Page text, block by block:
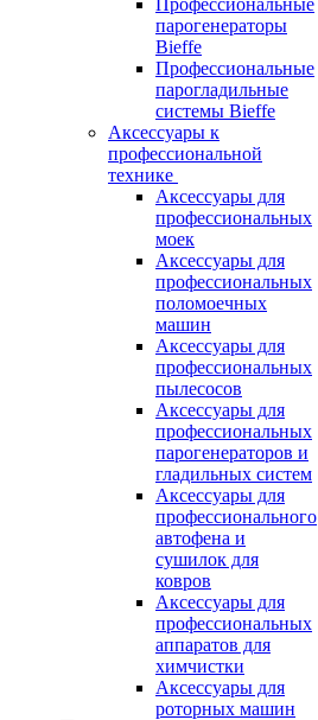
Профессиональные
парогенераторы
Bieffe
Профессиональные
парогладильные
системы Bieffe
Аксессуары к
профессиональной
технике
Аксессуары для
профессиональных
моек
Аксессуары для
профессиональных
поломоечных
машин
Аксессуары для
профессиональных
пылесосов
Аксессуары для
профессиональных
парогенераторов и
гладильных систем
Аксессуары для
профессионального
автофена и
сушилок для
ковров
Аксессуары для
профессиональных
аппаратов для
химчистки
Аксессуары для
роторных машин